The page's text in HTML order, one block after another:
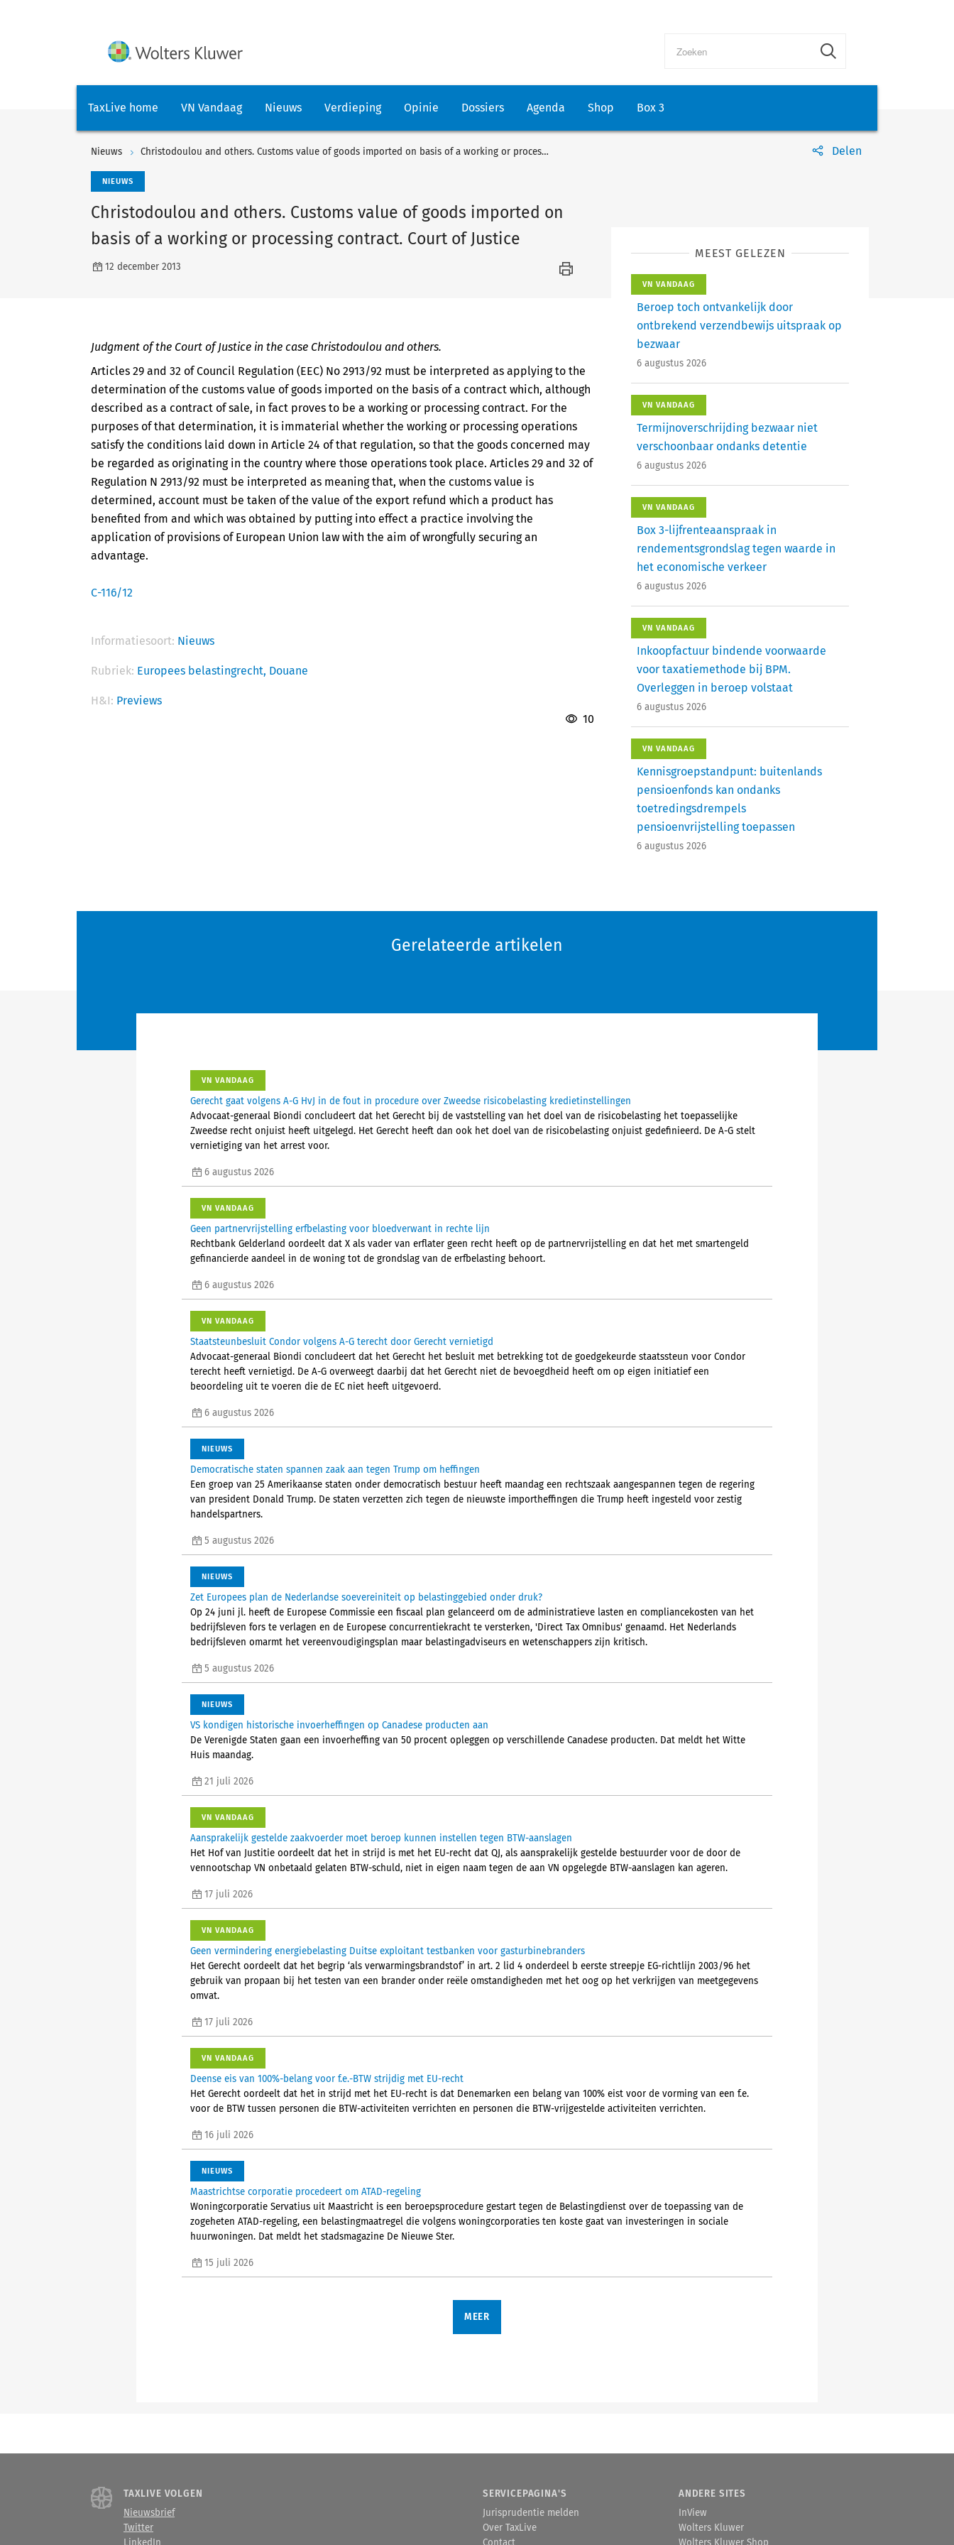
TaxLive home VN Vandaag Nieuws Verdieping Opinie Dossiers Agenda Shop Box 3
Nieuws Christodoulou and others. Customs value of goods imported on basis of a working or processing contract. Court of Justice Delen
NIEUWS
Christodoulou and others. Customs value of goods imported on
basis of a working or processing contract. Court of Justice
12 december 2013
Judgment of the Court of Justice in the case Christodoulou and others.
Articles 29 and 32 of Council Regulation (EEC) No 2913/92 must be interpreted as applying to the
determination of the customs value of goods imported on the basis of a contract which, although
described as a contract of sale, in fact proves to be a working or processing contract. For the
purposes of that determination, it is immaterial whether the working or processing operations
satisfy the conditions laid down in Article 24 of that regulation, so that the goods concerned may
be regarded as originating in the country where those operations took place. Articles 29 and 32 of
Regulation N 2913/92 must be interpreted as meaning that, when the customs value is
determined, account must be taken of the value of the export refund which a product has
benefited from and which was obtained by putting into effect a practice involving the
application of provisions of European Union law with the aim of wrongfully securing an
advantage.
C-116/12
Informatiesoort: Nieuws
Rubriek: Europees belastingrecht, Douane
H&I: Previews
10
MEEST GELEZEN
VN VANDAAG
Beroep toch ontvankelijk door
ontbrekend verzendbewijs uitspraak op
bezwaar
6 augustus 2026
VN VANDAAG
Termijnoverschrijding bezwaar niet
verschoonbaar ondanks detentie
6 augustus 2026
VN VANDAAG
Box 3-lijfrenteaanspraak in
rendementsgrondslag tegen waarde in
het economische verkeer
6 augustus 2026
VN VANDAAG
Inkoopfactuur bindende voorwaarde
voor taxatiemethode bij BPM.
Overleggen in beroep volstaat
6 augustus 2026
VN VANDAAG
Kennisgroepstandpunt: buitenlands
pensioenfonds kan ondanks
toetredingsdrempels
pensioenvrijstelling toepassen
6 augustus 2026
Gerelateerde artikelen
VN VANDAAG
Gerecht gaat volgens A-G HvJ in de fout in procedure over Zweedse risicobelasting kredietinstellingen
Advocaat-generaal Biondi concludeert dat het Gerecht bij de vaststelling van het doel van de risicobelasting het toepasselijke
Zweedse recht onjuist heeft uitgelegd. Het Gerecht heeft dan ook het doel van de risicobelasting onjuist gedefinieerd. De A-G stelt
vernietiging van het arrest voor.
6 augustus 2026
VN VANDAAG
Geen partnervrijstelling erfbelasting voor bloedverwant in rechte lijn
Rechtbank Gelderland oordeelt dat X als vader van erflater geen recht heeft op de partnervrijstelling en dat het met smartengeld
gefinancierde aandeel in de woning tot de grondslag van de erfbelasting behoort.
6 augustus 2026
VN VANDAAG
Staatsteunbesluit Condor volgens A-G terecht door Gerecht vernietigd
Advocaat-generaal Biondi concludeert dat het Gerecht het besluit met betrekking tot de goedgekeurde staatssteun voor Condor
terecht heeft vernietigd. De A-G overweegt daarbij dat het Gerecht niet de bevoegdheid heeft om op eigen initiatief een
beoordeling uit te voeren die de EC niet heeft uitgevoerd.
6 augustus 2026
NIEUWS
Democratische staten spannen zaak aan tegen Trump om heffingen
Een groep van 25 Amerikaanse staten onder democratisch bestuur heeft maandag een rechtszaak aangespannen tegen de regering
van president Donald Trump. De staten verzetten zich tegen de nieuwste importheffingen die Trump heeft ingesteld voor zestig
handelspartners.
5 augustus 2026
NIEUWS
Zet Europees plan de Nederlandse soevereiniteit op belastinggebied onder druk?
Op 24 juni jl. heeft de Europese Commissie een fiscaal plan gelanceerd om de administratieve lasten en compliancekosten van het
bedrijfsleven fors te verlagen en de Europese concurrentiekracht te versterken, 'Direct Tax Omnibus' genaamd. Het Nederlands
bedrijfsleven omarmt het vereenvoudigingsplan maar belastingadviseurs en wetenschappers zijn kritisch.
5 augustus 2026
NIEUWS
VS kondigen historische invoerheffingen op Canadese producten aan
De Verenigde Staten gaan een invoerheffing van 50 procent opleggen op verschillende Canadese producten. Dat meldt het Witte
Huis maandag.
21 juli 2026
VN VANDAAG
Aansprakelijk gestelde zaakvoerder moet beroep kunnen instellen tegen BTW-aanslagen
Het Hof van Justitie oordeelt dat het in strijd is met het EU-recht dat QJ, als aansprakelijk gestelde bestuurder voor de door de
vennootschap VN onbetaald gelaten BTW-schuld, niet in eigen naam tegen de aan VN opgelegde BTW-aanslagen kan ageren.
17 juli 2026
VN VANDAAG
Geen vermindering energiebelasting Duitse exploitant testbanken voor gasturbinebranders
Het Gerecht oordeelt dat het begrip ‘als verwarmingsbrandstof’ in art. 2 lid 4 onderdeel b eerste streepje EG-richtlijn 2003/96 het
gebruik van propaan bij het testen van een brander onder reële omstandigheden met het oog op het verkrijgen van meetgegevens
omvat.
17 juli 2026
VN VANDAAG
Deense eis van 100%-belang voor f.e.-BTW strijdig met EU-recht
Het Gerecht oordeelt dat het in strijd met het EU-recht is dat Denemarken een belang van 100% eist voor de vorming van een f.e.
voor de BTW tussen personen die BTW-activiteiten verrichten en personen die BTW-vrijgestelde activiteiten verrichten.
16 juli 2026
NIEUWS
Maastrichtse corporatie procedeert om ATAD-regeling
Woningcorporatie Servatius uit Maastricht is een beroepsprocedure gestart tegen de Belastingdienst over de toepassing van de
zogeheten ATAD-regeling, een belastingmaatregel die volgens woningcorporaties ten koste gaat van investeringen in sociale
huurwoningen. Dat meldt het stadsmagazine De Nieuwe Ster.
15 juli 2026
MEER
TAXLIVE VOLGEN
Nieuwsbrief
Twitter
SERVICEPAGINA'S
Jurisprudentie melden
Over TaxLive
ANDERE SITES
InView
Wolters Kluwer